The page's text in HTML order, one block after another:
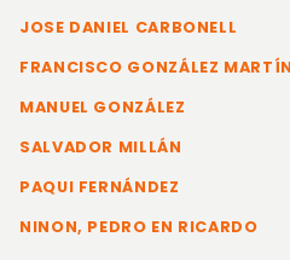
JOSE DANIEL CARBONELL
FRANCISCO GONZÁLEZ
MANUEL GONZÁLEZ
SALVADOR MILLÁN
PAQUI FERNÁNDEZ
NINON, PEDRO EN RICARDO